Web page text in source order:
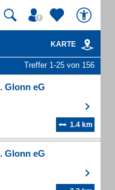
KARTE
Treffer 1-25 von 156
Glonn eG
1.4 km
Glonn eG